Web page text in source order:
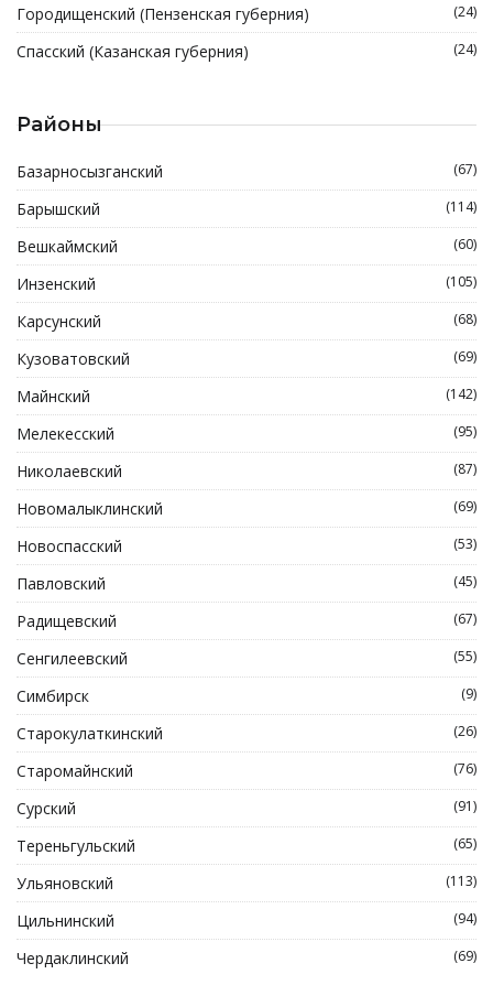
Городищенский (Пензенская губерния) (24)
Спасский (Казанская губерния) (24)
Районы
Базарносызганский (67)
Барышский (114)
Вешкаймский (60)
Инзенский (105)
Карсунский (68)
Кузоватовский (69)
Майнский (142)
Мелекесский (95)
Николаевский (87)
Новомалыклинский (69)
Новоспасский (53)
Павловский (45)
Радищевский (67)
Сенгилеевский (55)
Симбирск (9)
Старокулаткинский (26)
Старомайнский (76)
Сурский (91)
Тереньгульский (65)
Ульяновский (113)
Цильнинский (94)
Чердаклинский (69)